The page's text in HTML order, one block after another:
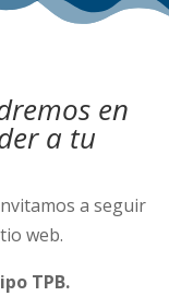
en
a tu
a seguir
web.
TPB.